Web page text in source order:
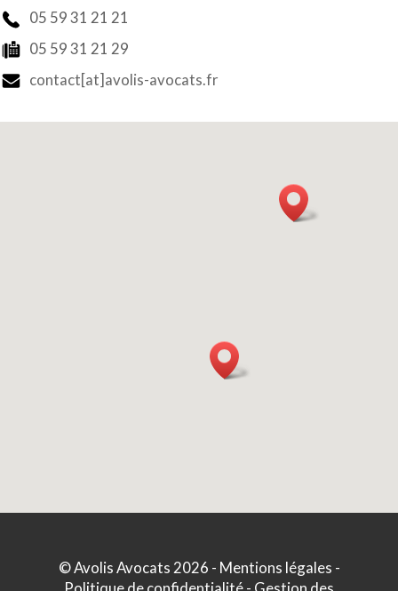
05 59 31 21 21
05 59 31 21 29
contact[at]avolis-avocats.fr
©Avolis Avocats2026 - Mentions légales -